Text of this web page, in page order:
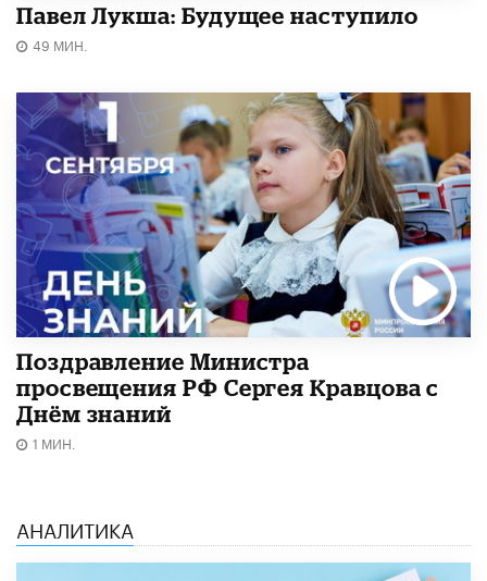
Павел Лукша: Будущее наступило
49 МИН.
Поздравление Министра
просвещения РФ Сергея Кравцова с
Днём знаний
1 МИН.
АНАЛИТИКА